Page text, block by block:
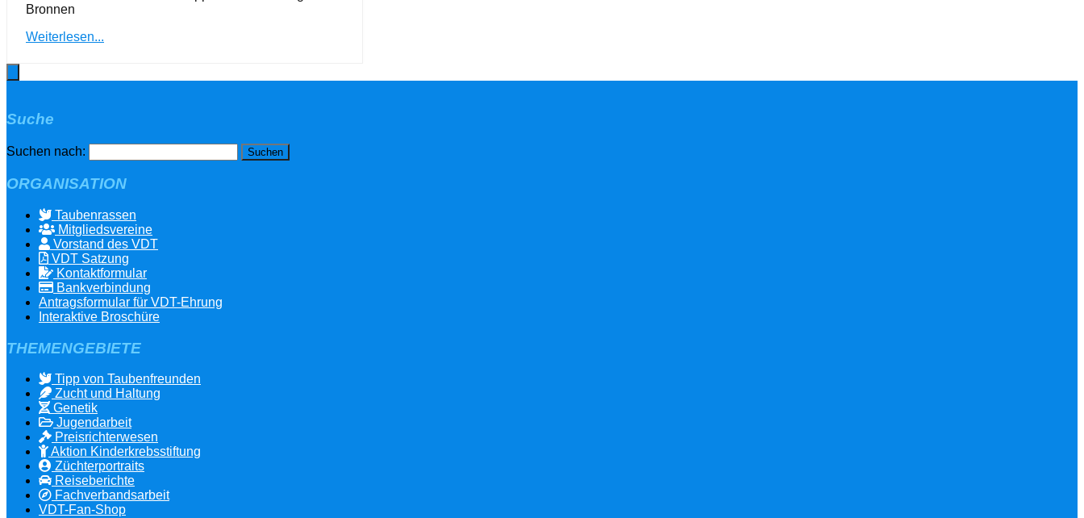
Bronnen
Weiterlesen...
Suche
Suchen nach:
ORGANISATION
Taubenrassen
Mitgliedsvereine
Vorstand des VDT
VDT Satzung
Kontaktformular
Bankverbindung
Antragsformular für VDT-Ehrung
Interaktive Broschüre
THEMENGEBIETE
Tipp von Taubenfreunden
Zucht und Haltung
Genetik
Jugendarbeit
Preisrichterwesen
Aktion Kinderkrebsstiftung
Züchterportraits
Reiseberichte
Fachverbandsarbeit
VDT-Fan-Shop